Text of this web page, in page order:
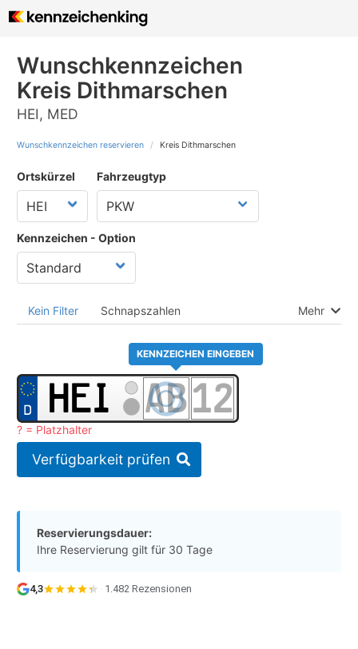
Wunschkennzeichen
Kreis Dithmarschen
HEI, MED
Wunschkennzeichen reservieren Kreis Dithmarschen
Ortskürzel Fahrzeugtyp
Kennzeichen - Option
Kein Filter Schnapszahlen Mehr
KENNZEICHEN EINGEBEN
? = Platzhalter
Verfügbarkeit prüfen
Reservierungsdauer:
Ihre Reservierung gilt für 30 Tage
4,3 · 1.482 Rezensionen